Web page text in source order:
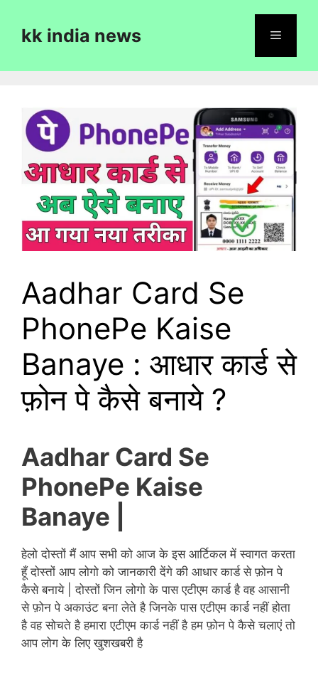
contentkk india news
Aadhar Card Se
PhonePe Kaise
Banaye : आधार कार्ड से
फ़ोन पे कैसे बनाये ?
Aadhar Card Se
PhonePe Kaise
Banaye |
हेलो दोस्तों मैं आप सभी को आज के इस आर्टिकल में स्वागत करता
हूँ दोस्तों आप लोगो को जानकारी देंगे की आधार कार्ड से फ़ोन पे
कैसेबनाये| दोस्तों जिन लोगो के पास एटीएम कार्ड है वह आसानी
से फ़ोन पे अकाउंट बना लेते है जिनके पास एटीएम कार्ड नहीं होता
है वह सोचते है हमारा एटीएम कार्ड नहीं है हम फ़ोन पे कैसे चलाएं तो
आप लोग के लिए खुशखबरी है